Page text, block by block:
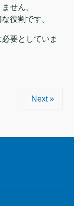
せん。
役割です。
要としていま
Next »